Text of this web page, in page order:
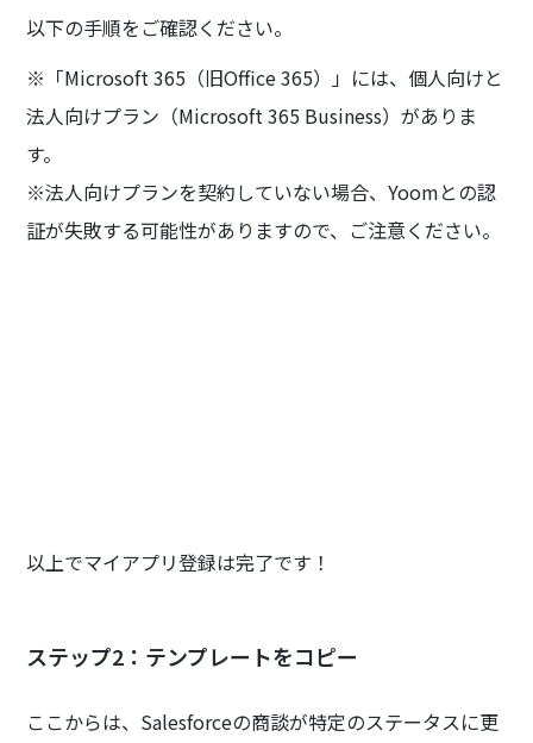
以下の手順をご確認ください。
※「Microsoft 365（旧Office 365）」には、個人向けと
法人向けプラン（Microsoft 365 Business）がありま
す。
※法人向けプランを契約していない場合、Yoomとの認
証が失敗する可能性がありますので、ご注意ください。
以上でマイアプリ登録は完了です！
ステップ2：テンプレートをコピー
ここからは、Salesforceの商談が特定のステータスに更